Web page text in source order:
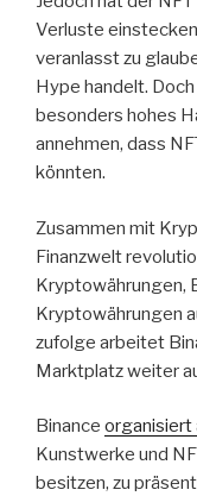
Verluste
veranlasst zu
Hype handelt.
besonders hohes
annehmen, dass
könnten.
Zusammen mit
Finanzwelt
Kryptowährungen,
Kryptowährungen
zufolge arbeitet
Marktplatz weiter
Binance organisiert
Kunstwerke und
besitzen, zu